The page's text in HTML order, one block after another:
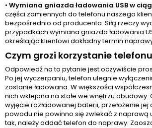
• Wymiana gniazda ładowania USB w
części zamiennych do telefonu naszego
bezpośrednio od producenta. Siłą rzeczy
przypadkach wymiana gniazda ładowania
określając klientowi dokładny termin
Czym grozi korzystanie
Odpowiedź na to pytanie jest oczywiście
Po jej wyczerpaniu, telefon ulegnie
zostanie ładowana. W większości
nich wklejana na stałe we wnętrzu
wyjęcie rozładowanej baterii, przełożenie
powodu nie powinno się zwlekać z naprawą
tak, należy oddać telefon do naprawy.